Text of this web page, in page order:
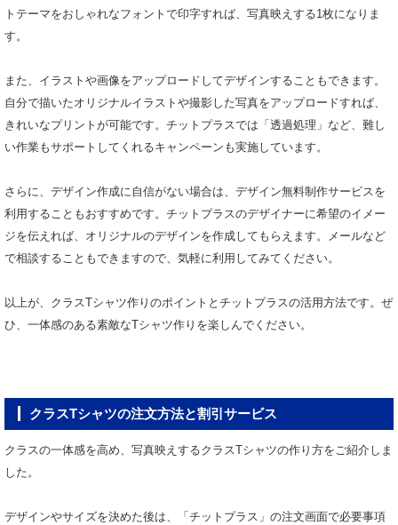
トテーマをおしゃれなフォントで印字すれば、写真映えする1枚になりま
す。
また、イラストや画像をアップロードしてデザインすることもできます。
自分で描いたオリジナルイラストや撮影した写真をアップロードすれば、
きれいなプリントが可能です。チットプラスでは「透過処理」など、難し
い作業もサポートしてくれるキャンペーンも実施しています。
さらに、デザイン作成に自信がない場合は、デザイン無料制作サービスを
利用することもおすすめです。チットプラスのデザイナーに希望のイメー
ジを伝えれば、オリジナルのデザインを作成してもらえます。メールなど
で相談することもできますので、気軽に利用してみてください。
以上が、クラスTシャツ作りのポイントとチットプラスの活用方法です。ぜ
ひ、一体感のある素敵なTシャツ作りを楽しんでください。
クラスTシャツの注文方法と割引サービス
クラスの一体感を高め、写真映えするクラスTシャツの作り方をご紹介しま
した。
デザインやサイズを決めた後は、「チットプラス」の注文画面で必要事項